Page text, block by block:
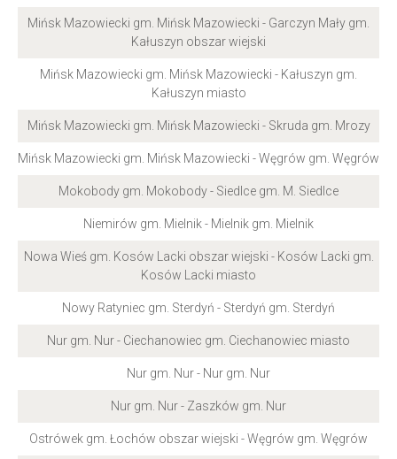
Mińsk Mazowiecki gm. Mińsk Mazowiecki - Garczyn Mały gm.
Kałuszyn obszar wiejski
Mińsk Mazowiecki gm. Mińsk Mazowiecki - Kałuszyn gm.
Kałuszyn miasto
Mińsk Mazowiecki gm. Mińsk Mazowiecki - Skruda gm. Mrozy
Mińsk Mazowiecki gm. Mińsk Mazowiecki - Węgrów gm. Węgrów
Mokobody gm. Mokobody - Siedlce gm. M. Siedlce
Niemirów gm. Mielnik - Mielnik gm. Mielnik
Nowa Wieś gm. Kosów Lacki obszar wiejski - Kosów Lacki gm.
Kosów Lacki miasto
Nowy Ratyniec gm. Sterdyń - Sterdyń gm. Sterdyń
Nur gm. Nur - Ciechanowiec gm. Ciechanowiec miasto
Nur gm. Nur - Nur gm. Nur
Nur gm. Nur - Zaszków gm. Nur
Ostrówek gm. Łochów obszar wiejski - Węgrów gm. Węgrów